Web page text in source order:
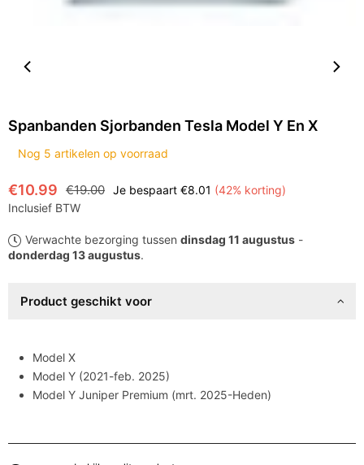
Spanbanden Sjorbanden Tesla Model Y En X
Nog 5 artikelen op voorraad
Normale
prijs
€10.99 €19.00 Je bespaart €8.01 (42% korting)
Inclusief BTW
Verwachte bezorging tussen dinsdag 11 augustus -
donderdag 13 augustus.
Product geschikt voor
Model X
Model Y (2021-feb. 2025)
Model Y Juniper Premium (mrt. 2025-Heden)